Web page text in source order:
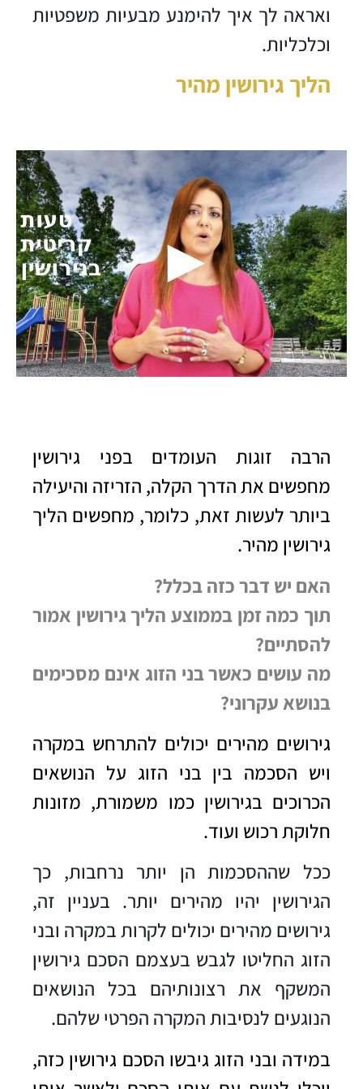
ואראה לך איך להימנע מבעיות משפטיות
וכלכליות.
הליך גירושין מהיר
הרבה זוגות העומדים בפני גירושין
מחפשים את הדרך הקלה, הזריזה והיעילה
ביותר לעשות זאת, כלומר, מחפשים הליך
גירושין מהיר.
האם יש דבר כזה בכלל?
תוך כמה זמן בממוצע הליך גירושין אמור
להסתיים?
מה עושים כאשר בני הזוג אינם מסכימים
בנושא עקרוני?
גירושים מהירים יכולים להתרחש במקרה
ויש הסכמה בין בני הזוג על הנושאים
הכרוכים בגירושין כמו משמורת, מזונות
חלוקת רכוש ועוד.
ככל שההסכמות הן יותר נרחבות, כך
הגירושין יהיו מהירים יותר. בעניין זה,
גירושים מהירים יכולים לקרות במקרה ובני
הזוג החליטו לגבש בעצמם הסכם גירושין
המשקף את רצונותיהם בכל הנושאים
הנוגעים לנסיבות המקרה הפרטי שלהם.
במידה ובני הזוג גיבשו הסכם גירושין כזה,